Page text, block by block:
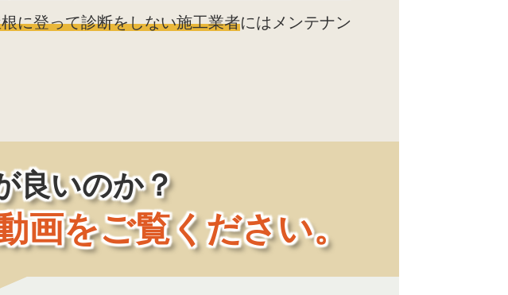
に登って診断をしない施工業者にはメンテナン
良いのか？
画をご覧ください。